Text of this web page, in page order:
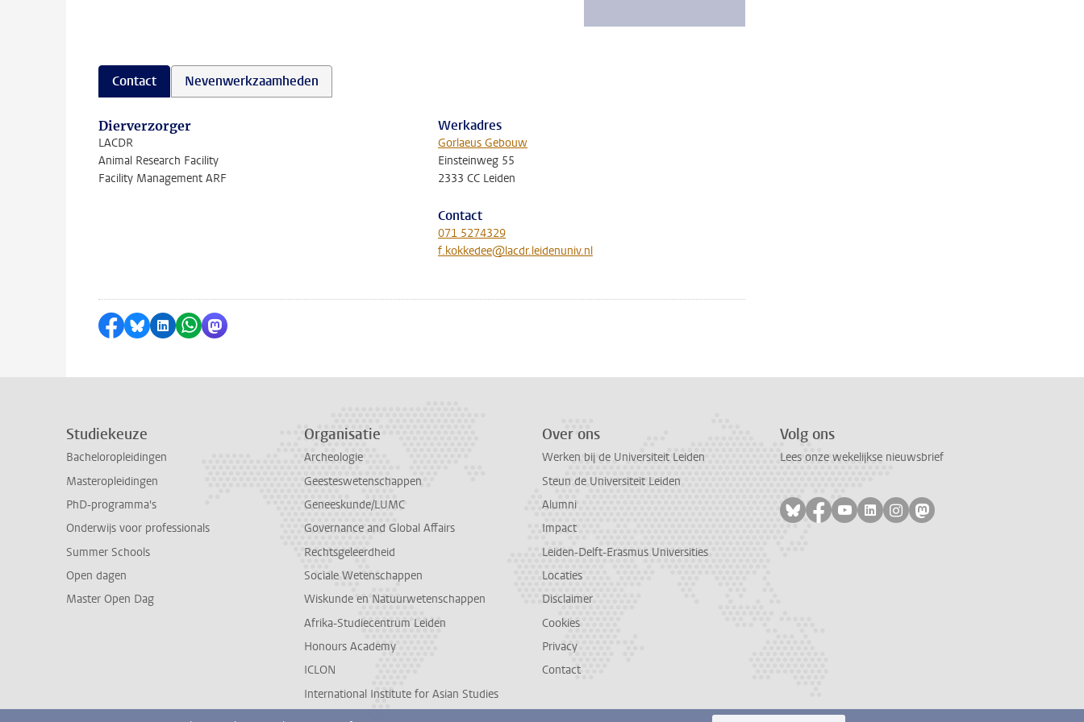
Contact Nevenwerkzaamheden
Dierverzorger
LACDR
Animal Research Facility
Facility Management ARF
Werkadres
Gorlaeus Gebouw
Einsteinweg 55
2333 CC Leiden
Contact
071 5274329
f.kokkedee@lacdr.leidenuniv.nl
Delen op Facebook
Delen via Bluesky
Delen op LinkedIn
Delen via WhatsApp
Delen via Mastodon
Studiekeuze
Bacheloropleidingen
Masteropleidingen
PhD-programma's
Onderwijs voor professionals
Summer Schools
Open dagen
Master Open Dag
Organisatie
Archeologie
Geesteswetenschappen
Geneeskunde/LUMC
Governance and Global Affairs
Rechtsgeleerdheid
Sociale Wetenschappen
Wiskunde en Natuurwetenschappen
Afrika-Studiecentrum Leiden
Honours Academy
ICLON
International Institute for Asian Studies
Over ons
Werken bij de Universiteit Leiden
Steun de Universiteit Leiden
Alumni
Impact
Leiden-Delft-Erasmus Universities
Locaties
Disclaimer
Cookies
Privacy
Contact
Volg ons
Lees onze wekelijkse nieuwsbrief
Volg ons op bluesky
Volg ons op facebook
Volg ons op youtube
Volg ons op linkedin
Volg ons op instagram
Volg ons op mastodon